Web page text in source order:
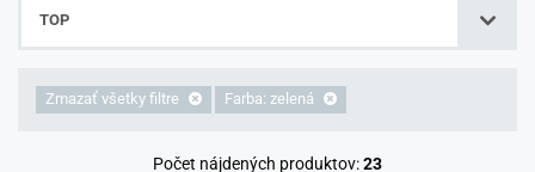
TOP
Zmazať všetky filtre Farba: zelená
Počet nájdených produktov:23